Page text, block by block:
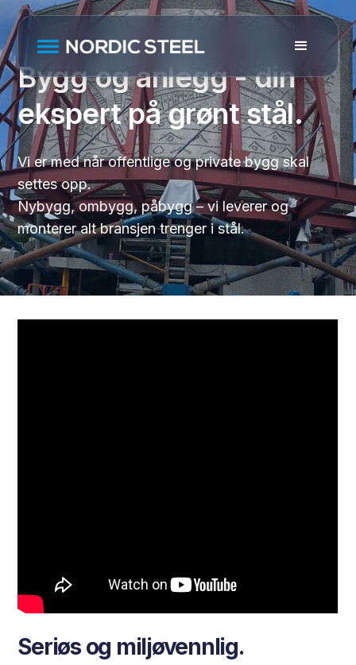
Bygg og anlegg - din
ekspert på grønt stål.
Vi er med når offentlige og private bygg skal
settes opp.
Nybygg, ombygg, påbygg – vi leverer og
monterer alt bransjen trenger i stål.
Seriøs og miljøvennlig.